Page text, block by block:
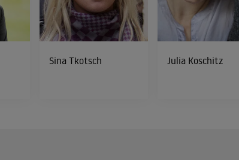
Sina Tkotsch Julia Koschitz